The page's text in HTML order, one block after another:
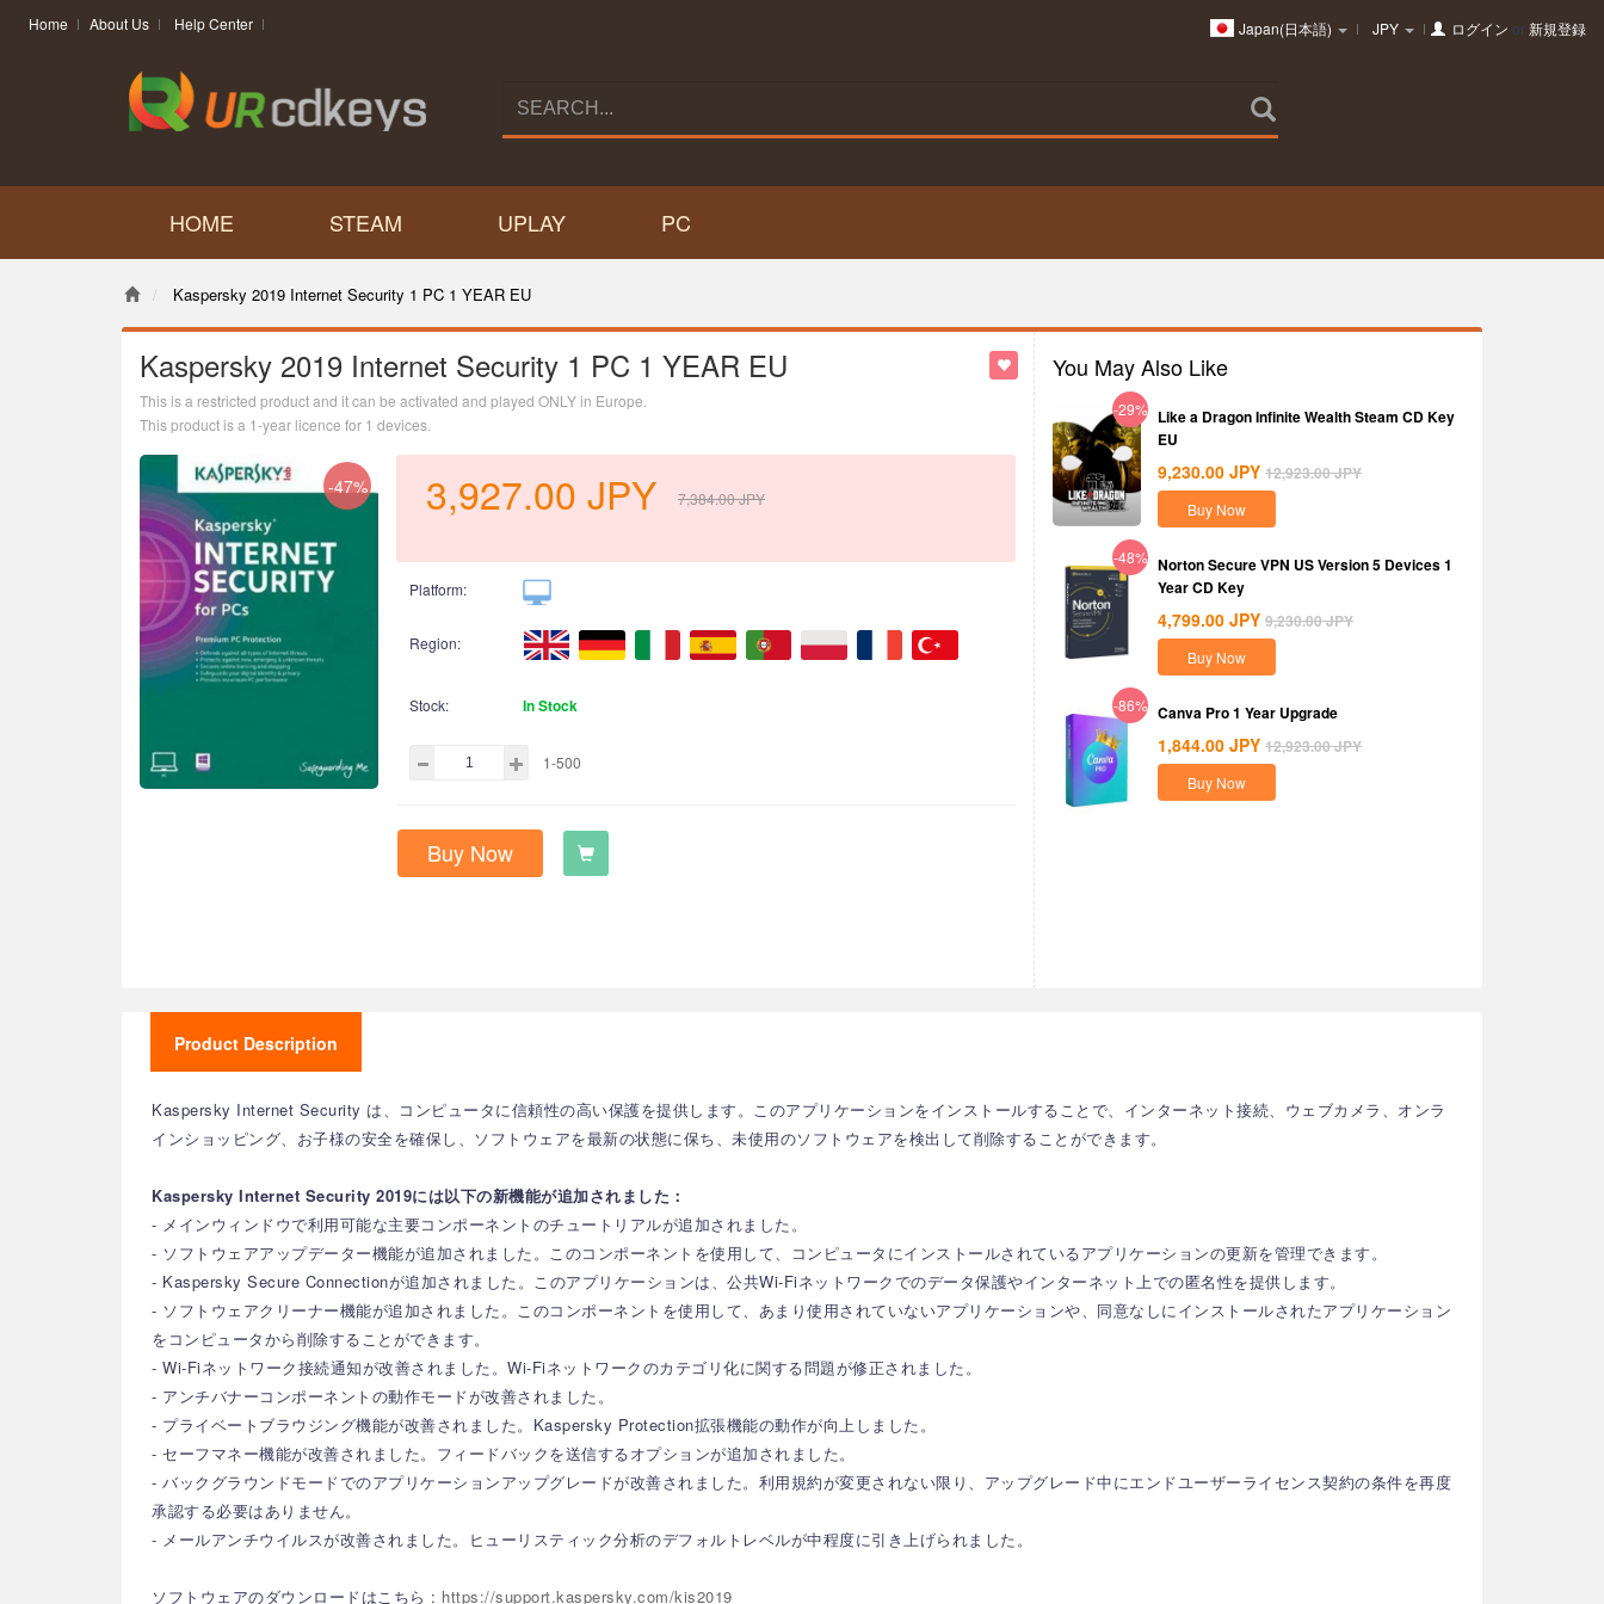
Home About Us Help Center Japan(日本語) JPY ログイン or新規登録
HOME STEAM UPLAY PC
Kaspersky 2019 Internet Security 1 PC 1 YEAR EU
Kaspersky 2019 Internet Security 1 PC 1 YEAR EU
This is a restricted product and it can be activated and played ONLY in Europe.
This product is a 1-year licence for 1 devices.
-47% 3,927.00 JPY 7,384.00JPY
Platform:
Region:
Stock: In Stock
1-500
Buy Now
You May Also Like
-29% Like a Dragon Infinite Wealth Steam CD Key
EU
9,230.00 JPY 12,923.00JPY
Buy Now
-48% Norton Secure VPN US Version 5 Devices 1
Year CD Key
4,799.00 JPY 9,230.00JPY
Buy Now
-86% Canva Pro 1 Year Upgrade
1,844.00 JPY 12,923.00JPY
Buy Now
Product Description
Kaspersky Internet Security は、コンピュータに信頼性の高い保護を提供します。このアプリケーションをインストールすることで、インターネット接続、ウェブカメラ、オンラ
インショッピング、お子様の安全を確保し、ソフトウェアを最新の状態に保ち、未使用のソフトウェアを検出して削除することができます。
Kaspersky Internet Security 2019には以下の新機能が追加されました：
- メインウィンドウで利用可能な主要コンポーネントのチュートリアルが追加されました。
- ソフトウェアアップデーター機能が追加されました。このコンポーネントを使用して、コンピュータにインストールされているアプリケーションの更新を管理できます。
- Kaspersky Secure Connectionが追加されました。このアプリケーションは、公共Wi-Fiネットワークでのデータ保護やインターネット上での匿名性を提供します。
- ソフトウェアクリーナー機能が追加されました。このコンポーネントを使用して、あまり使用されていないアプリケーションや、同意なしにインストールされたアプリケーション
をコンピュータから削除することができます。
- Wi-Fiネットワーク接続通知が改善されました。Wi-Fiネットワークのカテゴリ化に関する問題が修正されました。
- アンチバナーコンポーネントの動作モードが改善されました。
- プライベートブラウジング機能が改善されました。Kaspersky Protection拡張機能の動作が向上しました。
- セーフマネー機能が改善されました。フィードバックを送信するオプションが追加されました。
- バックグラウンドモードでのアプリケーションアップグレードが改善されました。利用規約が変更されない限り、アップグレード中にエンドユーザーライセンス契約の条件を再度
承認する必要はありません。
- メールアンチウイルスが改善されました。ヒューリスティック分析のデフォルトレベルが中程度に引き上げられました。
ソフトウェアのダウンロードはこちら : https://support.kaspersky.com/kis2019